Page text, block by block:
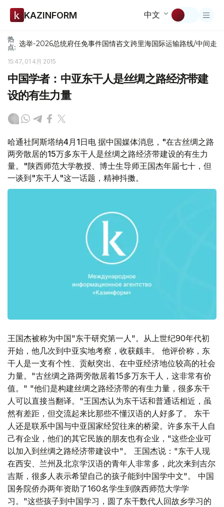
KAZINFORM 中文
热
点: 选举-2026总统府任免事件国情咨文跨里海国际运输路线/中间走廊
15:47, 01 4月 2015
中国学者：中亚东干人是丝绸之路经济带建
设的有生力量
哈通社阿斯塔纳4月1日电 据中国媒体消息，"在古丝绸之路
两旁散居的15万多东干人是丝绸之路经济带建设的有生力
量。"陕西师范大学教授、博士生导师王国杰年届七十，但
一谈到"东干人"这一话题，精神抖擞。
王国杰被称为中国"东干研究第一人"。从上世纪90年代初
开始，他几次到中亚实地考察，收获颇丰。 他评价称，东
干人是一支有个性、贡献突出、在中亚经济地位较高的社会
力量。"古丝绸之路两旁散居着15多万东干人，这非常有价
值。" "他们是构建丝绸之路经济带的有生力量，很多东干
人可以直接当翻译。"王国杰认为东干话和普通话相近，虽
然有差距，但交流起来比那些不懂汉语的人好多了。 东干
人还是联系中国与中亚国家经贸往来的桥梁。许多东干人自
己有企业，他们的其它民族的朋友也有企业，"这些企业可
以加入到丝绸之路经济带建设中"。 王国杰说："东干人现
在西安、兰州及北京学汉语的青年人非常多，此次来到吉尔
吉斯，很多人表示希望自己的孩子能到中国学中文"。 中国
国务院侨办两年资助了160名学生到陕西师范大学学
习。"这些孩子到中国学习，圆了东干数代人回故乡学习的